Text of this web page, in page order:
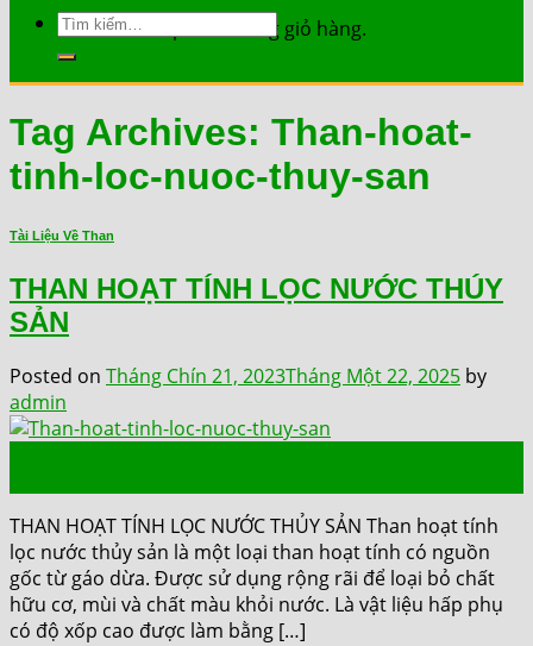
Chưa có sản phẩm trong giỏ hàng.
Tìm
kiếm:
Tag Archives: Than-hoat-
tinh-loc-nuoc-thuy-san
Tài Liệu Về Than
THAN HOẠT TÍNH LỌC NƯỚC THÚY
SẢN
Posted on Tháng Chín 21, 2023Tháng Một 22, 2025 by
admin
THAN HOẠT TÍNH LỌC NƯỚC THỦY SẢN Than hoạt tính
lọc nước thủy sản là một loại than hoạt tính có nguồn
gốc từ gáo dừa. Được sử dụng rộng rãi để loại bỏ chất
hữu cơ, mùi và chất màu khỏi nước. Là vật liệu hấp phụ
có độ xốp cao được làm bằng […]